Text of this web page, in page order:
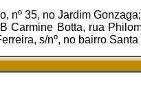
nº 35, no Jardim
Carmine Botta, rua
s/nº, no bairro